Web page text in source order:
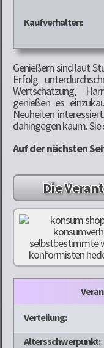
Kaufverhalten:
Genießern sind laut
Erfolg
Wertschätzung,
genießen es
Neuheiten
dahingegen kaum.
Auf der nächsten
Die
Verteilung:
Altersschwerpunkt: